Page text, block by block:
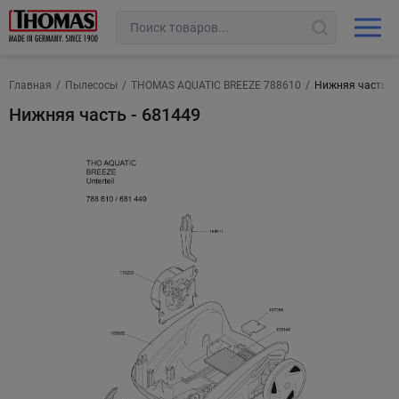
Главная / Пылесосы / THOMAS AQUATIC BREEZE 788610 / Нижняя часть -
Нижняя часть - 681449